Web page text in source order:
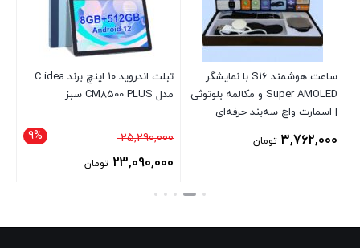
ساعت هوشمند S16 با نمایشگر
Super AMOLED و مکالمه بلوتوثی
| اسمارت واچ سه‌بند حرفه‌ای
3,762,000 تومان
تبلت اندروید 10 اینچ برند C idea
مدل CM8500 PLUS سبز
9% 25,290,000قیمت
اصلی23,090,000 تومان
23,090,000 تومان